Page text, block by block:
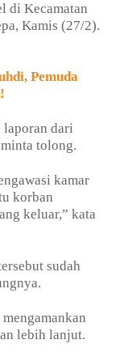
di Kecamatan
Kamis (27/2).
Pemuda
laporan dari
tolong.
kamar
korban
keluar,” kata
sudah
lebih lanjut.